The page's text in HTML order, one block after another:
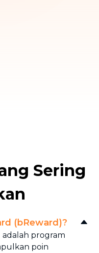
Sering
(bReward)?
adalah program
poin